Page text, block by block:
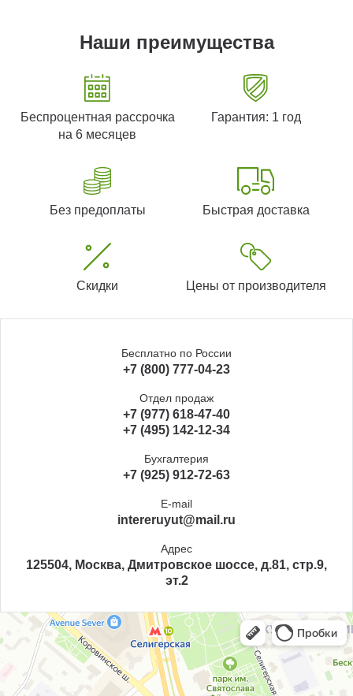
Наши преимущества
Беспроцентная рассрочка
на 6 месяцев
Гарантия: 1 год
Без предоплаты Быстрая доставка
Скидки Цены от производителя
Бесплатно по России
+7 (800) 777-04-23
Отдел продаж
+7 (977) 618-47-40
+7 (495) 142-12-34
Бухгалтерия
+7 (925) 912-72-63
E-mail
intereruyut@mail.ru
Адрес
125504, Москва, Дмитровское шоссе, д.81, стр.9,
эт.2